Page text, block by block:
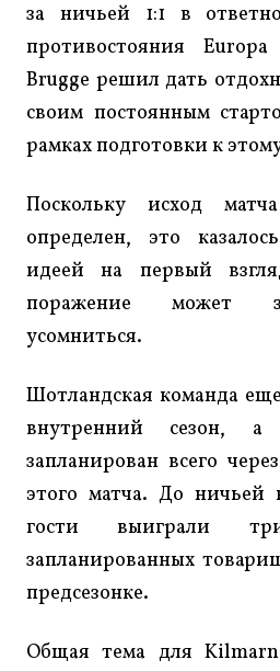
за ничьей 1:1 в
противостояния
Brugge решил дать
своим постоянным
рамках подготовки к
Поскольку исход
определен, это
идеей на первый
поражение может
усомниться.
Шотландская команда
внутренний сезон,
запланирован всего
этого матча. До ничьей
гости выиграли
запланированных
предсезонке.
Общая тема для